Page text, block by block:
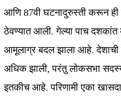
आणि 87वी घटनादुरुस्ती करून ही
ठेवण्यात आली. गेल्या पाच दशकांत
आमूलाग्र बदल झाला आहे. देशाची
अधिक झाली, परंतु लोकसभा
इतकीच आहे. परिणामी एका